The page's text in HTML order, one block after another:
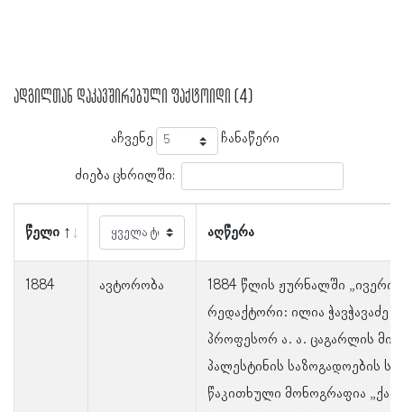
ადგილთან დაკავშირებული ფაქტოიდი (4)
აჩვენე ჩანაწერი
ძიება ცხრილში:
წელი აღწერა
1884 ავტორობა
1884 წლის ჟურნალში
რედაქტორი: ილია ჭავჭავაძე)
პროფესორ ა. ა. ცაგარლის
პალესტინის საზოგადოების
წაკითხული მონოგრაფია